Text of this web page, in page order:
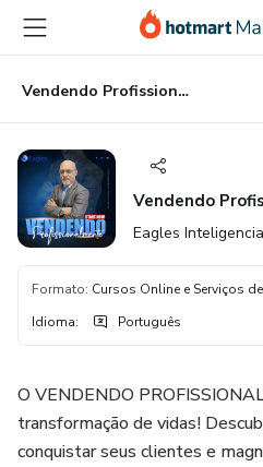
para
conteúdo
principal
para
pagamento
para
rodapé
Vendendo Profissionalmente
Vendendo
Eagles
Formato: Cursos Online e Serviços
Idioma: Português
O VENDENDO
transformação de vidas!
conquistar seus clientes e